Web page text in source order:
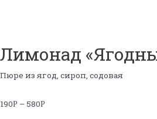
Лимонад
Пюре из ягод, сироп, содовая
190Р – 580Р